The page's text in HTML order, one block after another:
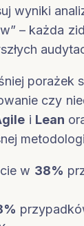
wyniki
– każda
porażek
czy
i Lean
w 38%